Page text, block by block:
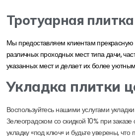
Тротуарная
Мы предоставляем клиентам прекрасную
различных проходных мест типа дачи,
указанных мест и делает их более
Укладка плитки
Воспользуйтесьнашими услугами укладки
Зелеоградском соскидкой 10% призаказе
укладку«подключ«и будьтеуверены,что